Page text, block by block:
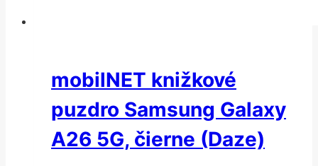
mobilNET knižkové
puzdro Samsung Galaxy
A26 5G, čierne (Daze)